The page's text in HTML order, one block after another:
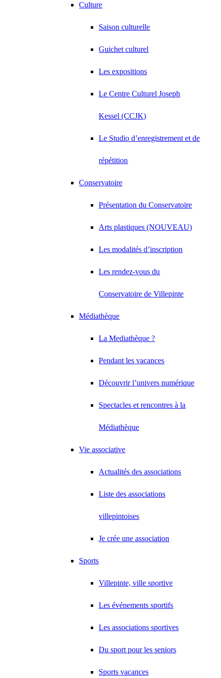
Culture
Saison culturelle
Guichet culturel
Les expositions
Le Centre Culturel Joseph
Kessel (CCJK)
Le Studio d’enregistrement et de
répétition
Conservatoire
Présentation du Conservatoire
Arts plastiques (NOUVEAU)
Les modalités d’inscription
Les rendez-vous du
Conservatoire de Villepinte
Médiathèque
La Mediathèque ?
Pendant les vacances
Découvrir l’univers numérique
Spectacles et rencontres à la
Médiathèque
Vie associative
Actualités des associations
Liste des associations
villepintoises
Je crée une association
Sports
Villepinte, ville sportive
Les événements sportifs
Les associations sportives
Du sport pour les seniors
Sports vacances